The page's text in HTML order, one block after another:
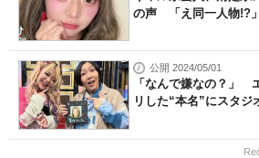
の声 「え同一人物!?
公開 2024/05/01
「なんで嫌なの？」
リした“本名”にスタ